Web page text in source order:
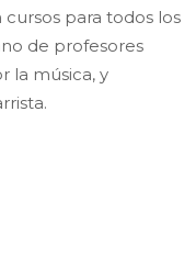
cursos para todos los
de profesores
la música, y